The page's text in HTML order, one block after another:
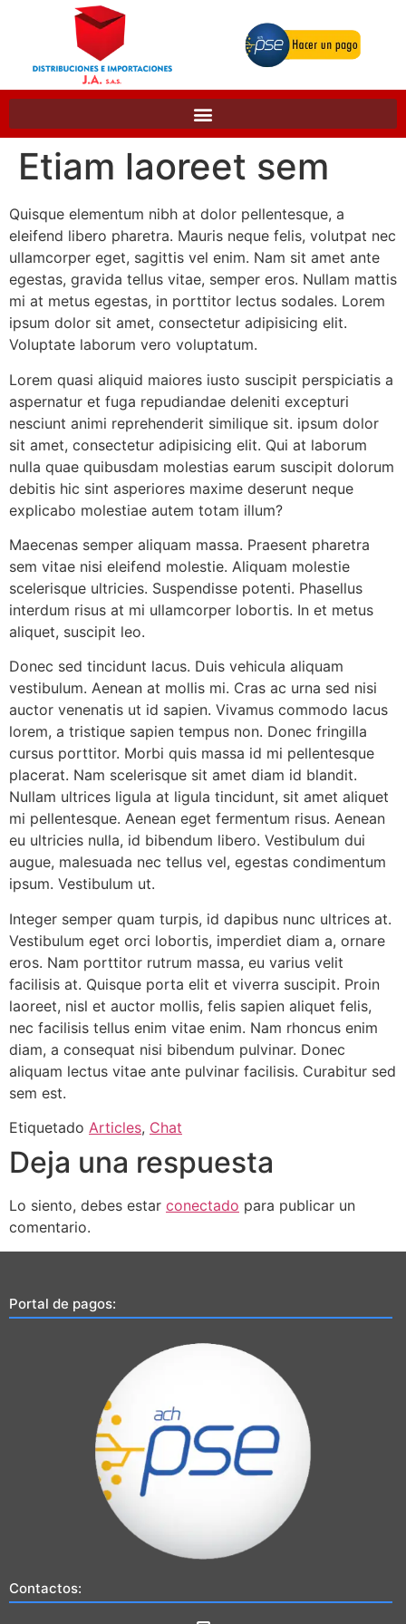
Etiam laoreet sem
Quisque elementum nibh at dolor pellentesque, a
eleifend libero pharetra. Mauris neque felis, volutpat nec
ullamcorper eget, sagittis vel enim. Nam sit amet ante
egestas, gravida tellus vitae, semper eros. Nullam mattis
mi at metus egestas, in porttitor lectus sodales. Lorem
ipsum dolor sit amet, consectetur adipisicing elit.
Voluptate laborum vero voluptatum.
Lorem quasi aliquid maiores iusto suscipit perspiciatis a
aspernatur et fuga repudiandae deleniti excepturi
nesciunt animi reprehenderit similique sit. ipsum dolor
sit amet, consectetur adipisicing elit. Qui at laborum
nulla quae quibusdam molestias earum suscipit dolorum
debitis hic sint asperiores maxime deserunt neque
explicabo molestiae autem totam illum?
Maecenas semper aliquam massa. Praesent pharetra
sem vitae nisi eleifend molestie. Aliquam molestie
scelerisque ultricies. Suspendisse potenti. Phasellus
interdum risus at mi ullamcorper lobortis. In et metus
aliquet, suscipit leo.
Donec sed tincidunt lacus. Duis vehicula aliquam
vestibulum. Aenean at mollis mi. Cras ac urna sed nisi
auctor venenatis ut id sapien. Vivamus commodo lacus
lorem, a tristique sapien tempus non. Donec fringilla
cursus porttitor. Morbi quis massa id mi pellentesque
placerat. Nam scelerisque sit amet diam id blandit.
Nullam ultrices ligula at ligula tincidunt, sit amet aliquet
mi pellentesque. Aenean eget fermentum risus. Aenean
eu ultricies nulla, id bibendum libero. Vestibulum dui
augue, malesuada nec tellus vel, egestas condimentum
ipsum. Vestibulum ut.
Integer semper quam turpis, id dapibus nunc ultrices at.
Vestibulum eget orci lobortis, imperdiet diam a, ornare
eros. Nam porttitor rutrum massa, eu varius velit
facilisis at. Quisque porta elit et viverra suscipit. Proin
laoreet, nisl et auctor mollis, felis sapien aliquet felis,
nec facilisis tellus enim vitae enim. Nam rhoncus enim
diam, a consequat nisi bibendum pulvinar. Donec
aliquam lectus vitae ante pulvinar facilisis. Curabitur sed
sem est.
Etiquetado Articles, Chat
Deja una respuesta
Lo siento, debes estar conectado para publicar un
comentario.
Portal de pagos:
Contactos: